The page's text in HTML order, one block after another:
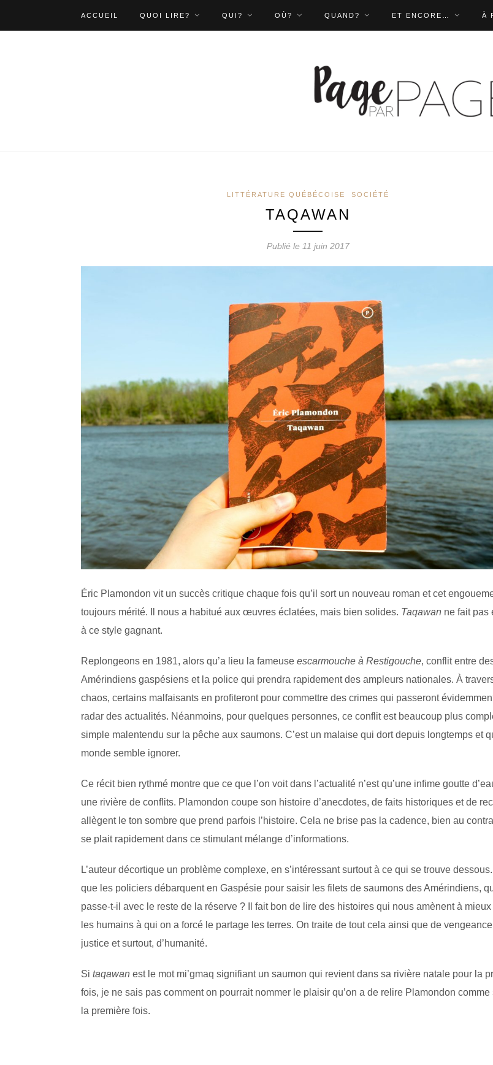
ACCUEIL QUOI LIRE? QUI? OÙ? QUAND? ET ENCORE… À
LITTÉRATURE QUÉBÉCOISE SOCIÉTÉ
TAQAWAN
Publié le 11 juin 2017
Éric Plamondon vit un succès critique chaque fois qu’il sort un nouveau roman et cet
toujours mérité. Il nous a habitué aux œuvres éclatées, mais bien solides. Taqawan ne fait pas
à ce style gagnant.
Replongeons en 1981, alors qu’a lieu la fameuse escarmouche à Restigouche, conflit entre
Amérindiens gaspésiens et la police qui prendra rapidement des ampleurs nationales. À
chaos, certains malfaisants en profiteront pour commettre des crimes qui passeront
radar des actualités. Néanmoins, pour quelques personnes, ce conflit est beaucoup plus
simple malentendu sur la pêche aux saumons. C’est un malaise qui dort depuis longtemps et
monde semble ignorer.
Ce récit bien rythmé montre que ce que l’on voit dans l’actualité n’est qu’une infime goutte
une rivière de conflits. Plamondon coupe son histoire d’anecdotes, de faits historiques et de
allègent le ton sombre que prend parfois l’histoire. Cela ne brise pas la cadence, bien au
se plait rapidement dans ce stimulant mélange d’informations.
L’auteur décortique un problème complexe, en s’intéressant surtout à ce qui se trouve
que les policiers débarquent en Gaspésie pour saisir les filets de saumons des Amérindiens,
passe-t-il avec le reste de la réserve ? Il fait bon de lire des histoires qui nous amènent à
les humains à qui on a forcé le partage les terres. On traite de tout cela ainsi que de
justice et surtout, d’humanité.
Si taqawan est le mot mi’gmaq signifiant un saumon qui revient dans sa rivière natale pour la
fois, je ne sais pas comment on pourrait nommer le plaisir qu’on a de relire Plamondon comme
la première fois.